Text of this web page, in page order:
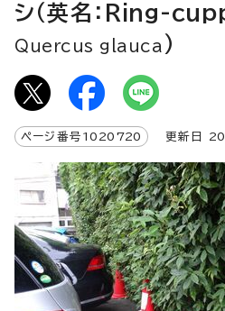
シ（英名： Ring-
Quercus glauca ）
ページ番号 1020720 更新日